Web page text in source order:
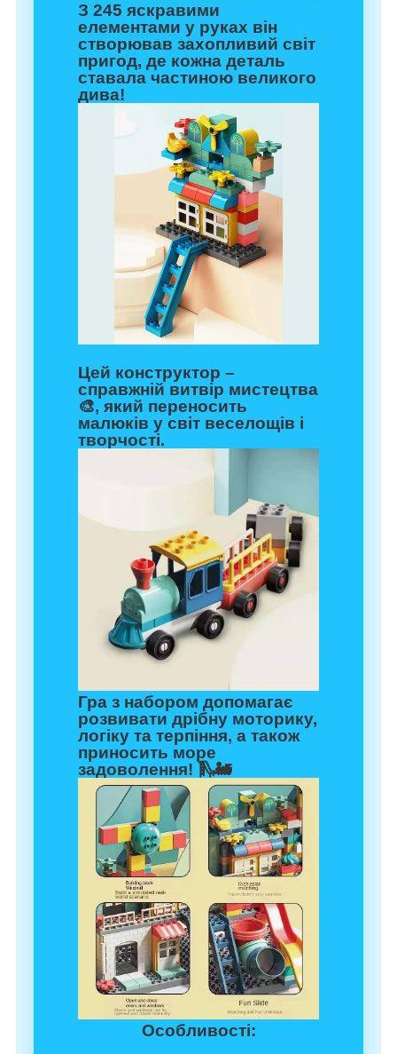
З 245 яскравими
елементами у руках він
створював захопливий світ
пригод, де кожна деталь
ставала частиною великого
дива!
Цей конструктор –
справжній витвір мистецтва
🎨, який переносить
малюків у світ веселощів і
творчості.
Гра з набором допомагає
розвивати дрібну моторику,
логіку та терпіння, а також
приносить море
задоволення! 🛝🚂
Особливості: